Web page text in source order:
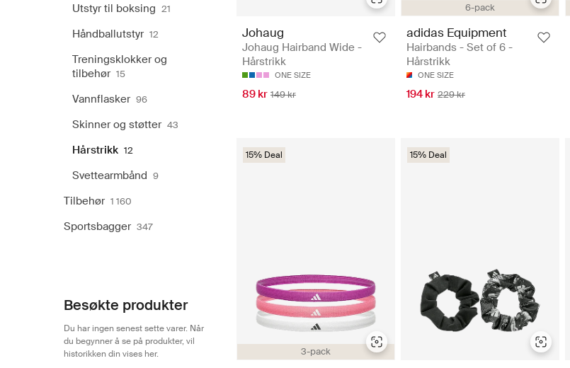
Utstyr til boksing 21
Håndballutstyr 12
Treningsklokker og
tilbehør 15
Vannflasker 96
Skinner og støtter 43
Hårstrikk 12
Svettearmbånd 9
Tilbehør 1 160
Sportsbagger 347
Besøkte produkter
Du har ingen senest sette varer. Når
du begynner å se på produkter, vil
historikken din vises her.
Johaug
Johaug Hairband Wide -
Hårstrikk
ONE SIZE
89 kr 149 kr
6-pack
adidas Equipment
Hairbands - Set of 6 -
Hårstrikk
ONE SIZE
194 kr 229 kr
3-pack
15% Deal 15% Deal